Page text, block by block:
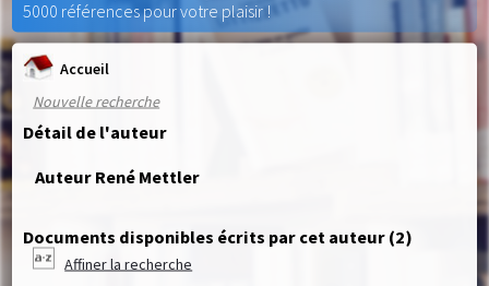
Accueil
Nouvelle recherche
Détail de l'auteur
Auteur René Mettler
Documents disponibles écrits par cet auteur (2)
Affiner la recherche
5000 références pour votre plaisir !